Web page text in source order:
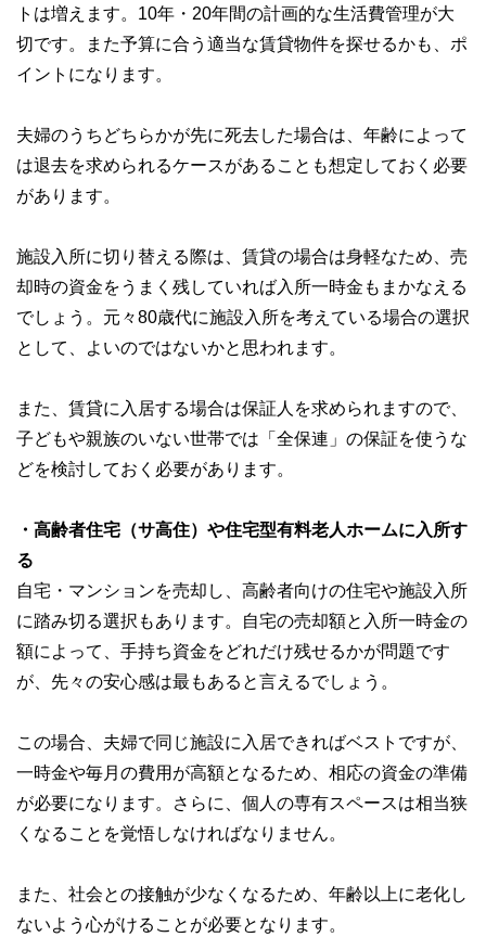
トは増えます。10年・20年間の計画的な生活費管理が大
切です。また予算に合う適当な賃貸物件を探せるかも、ポ
イントになります。
夫婦のうちどちらかが先に死去した場合は、年齢によって
は退去を求められるケースがあることも想定しておく必要
があります。
施設入所に切り替える際は、賃貸の場合は身軽なため、売
却時の資金をうまく残していれば入所一時金もまかなえる
でしょう。元々80歳代に施設入所を考えている場合の選択
として、よいのではないかと思われます。
また、賃貸に入居する場合は保証人を求められますので、
子どもや親族のいない世帯では「全保連」の保証を使うな
どを検討しておく必要があります。
・高齢者住宅（サ高住）や住宅型有料老人ホームに入所す
る
自宅・マンションを売却し、高齢者向けの住宅や施設入所
に踏み切る選択もあります。自宅の売却額と入所一時金の
額によって、手持ち資金をどれだけ残せるかが問題です
が、先々の安心感は最もあると言えるでしょう。
この場合、夫婦で同じ施設に入居できればベストですが、
一時金や毎月の費用が高額となるため、相応の資金の準備
が必要になります。さらに、個人の専有スペースは相当狭
くなることを覚悟しなければなりません。
また、社会との接触が少なくなるため、年齢以上に老化し
ないよう心がけることが必要となります。